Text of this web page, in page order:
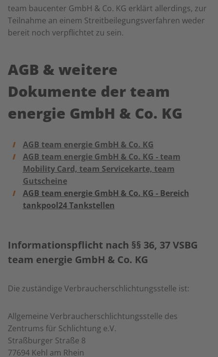
team baucenter GmbH & Co. KG erklärt allerdings, zur
Teilnahme an einem Streitbeilegungsverfahren weder
bereit noch verpflichtet zu sein.
AGB & weitere
Dokumente der team
energie GmbH & Co. KG
AGB team energie GmbH & Co. KG
AGB team energie GmbH & Co. KG - team
Mobility Card, team Servicekarte, team
Gutscheine
AGB team energie GmbH & Co. KG - Bereich
tankpool24 Tankstellen
Informationspflicht nach §§ 36, 37 VSBG
team energie GmbH & Co. KG
Die zuständige Verbraucherschlichtungsstelle ist:
Allgemeine Verbraucherschlichtungsstelle des
Zentrums für Schlichtung e.V.
Straßburger Straße 8
77694 Kehl am Rhein